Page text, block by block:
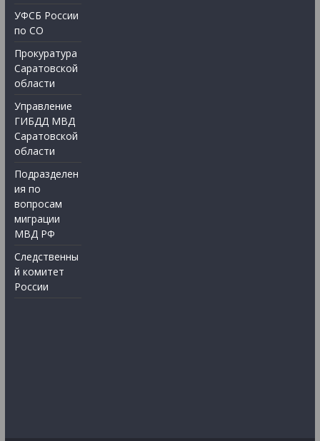
УФСБ России
по СО
Прокуратура
Саратовской
области
Управление
ГИБДД МВД
Саратовской
области
Подразделен
ия по
вопросам
миграции
МВД РФ
Следственны
й комитет
России